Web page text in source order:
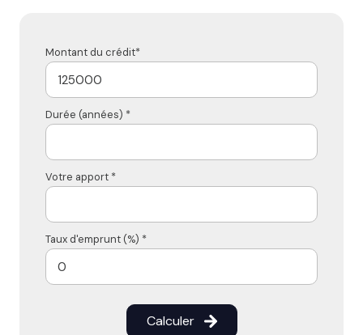
Montant du crédit*
Durée (années) *
Votre apport *
Taux d'emprunt (%) *
Calculer